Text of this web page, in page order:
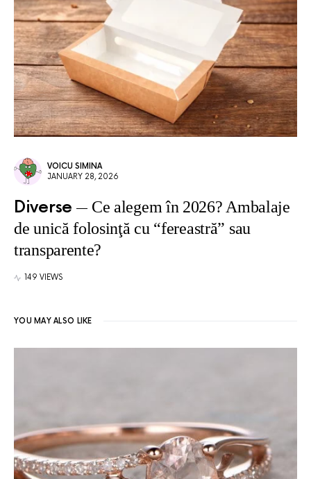
VOICU SIMINA
JANUARY 28, 2026
Diverse
Ce alegem în 2026? Ambalaje
de unică folosinţă cu “fereastră” sau
transparente?
149 VIEWS
YOU MAY ALSO LIKE